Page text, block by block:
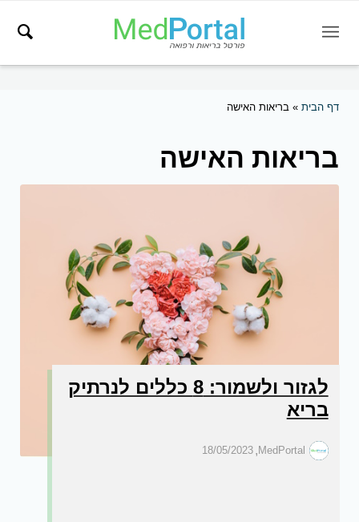
דף הבית» בריאות האישה
בריאות האישה
לגזור ולשמור: 8 כללים לנרתיק
בריא
18/05/2023 , MedPortal